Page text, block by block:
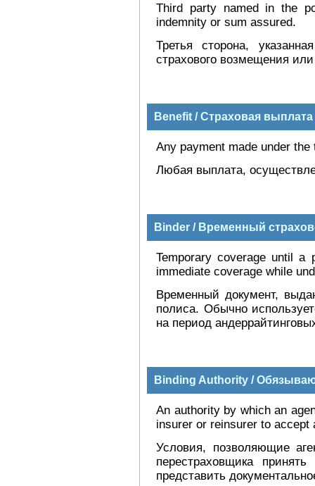
Third party named in the
indemnity or sum assured.
Третья сторона,
страхового возмещения
Benefit / Страховая выплата
Any payment made under
Любая выплата,
Binder / Временный
Temporary coverage until
immediate coverage while
Временный документ,
полиса. Обычно
на период
Binding Authority /
An authority by which an
insurer or reinsurer to
Условия, позволяющие
перестраховщика
представить